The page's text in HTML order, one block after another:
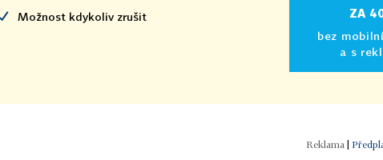
Možnost kdykoliv zrušit
ZA
bez
a s
|